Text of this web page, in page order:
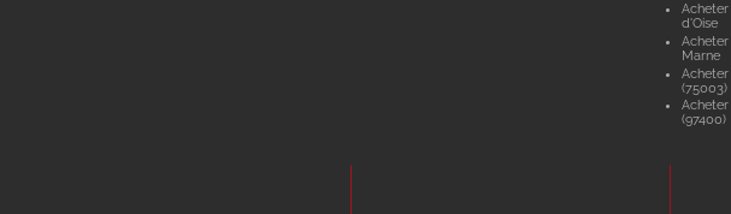
d'Oise
Marne
(75003)
(97400)